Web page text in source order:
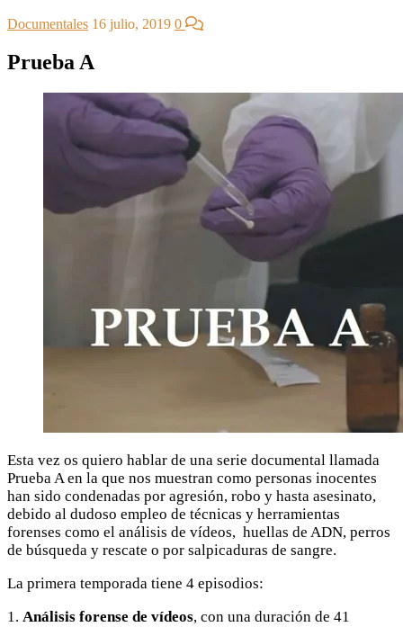
Documentales 16 julio, 2019 0
Prueba A
Esta vez os quiero hablar de una serie documental llamada
Prueba A en la que nos muestran como personas inocentes
han sido condenadas por agresión, robo y hasta asesinato,
debido al dudoso empleo de técnicas y herramientas
forenses como el análisis de vídeos, huellas de ADN, perros
de búsqueda y rescate o por salpicaduras de sangre.
La primera temporada tiene 4 episodios:
1. Análisis forense de vídeos, con una duración de 41